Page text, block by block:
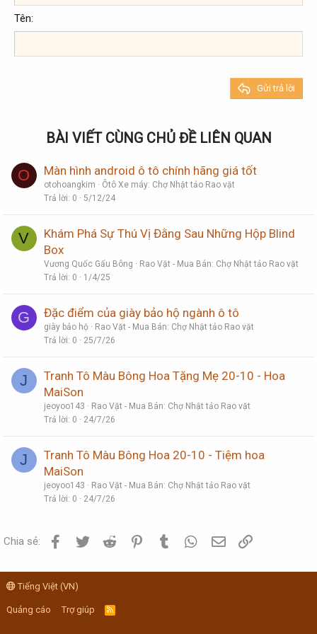
18
22
Tahoma
Times New Roman
Heading 2
Heading 3
Tên
Gửi trả lời
BÀI VIẾT CÙNG CHỦ ĐỀ LIÊN QUAN
O Màn hình android ô tô chính hãng giá tốt
otohoangkim
Ôtô Xe máy: Chợ Nhật tảo Rao vặt
Trả lời 0 5/12/24
V
Khám Phá Sự Thú Vị Đằng Sau Những Hộp Blind
Box
Vương Quốc Gấu Bông
Rao Vặt - Mua Bán: Chợ Nhật tảo Rao vặt
Trả lời 0 1/4/25
G Đặc điểm của giày bảo hộ ngành ô tô
giày bảo hộ
Rao Vặt - Mua Bán: Chợ Nhật tảo Rao vặt
Trả lời 0 25/7/26
J
Tranh Tô Màu Bông Hoa Tặng Mẹ 20-10 - Hoa
MaiSon
jeoyoo143
Rao Vặt - Mua Bán: Chợ Nhật tảo Rao vặt
Trả lời 0 24/7/26
J
Tranh Tô Màu Bông Hoa 20-10 - Tiệm hoa
MaiSon
jeoyoo143
Rao Vặt - Mua Bán: Chợ Nhật tảo Rao vặt
Trả lời 0 24/7/26
Chia sẻ: Facebook
Twitter Reddit PinterestTumblr WhatsApp
Email
Tiếng Việt (VN)
Quảng cáo Trợ giúp
R
S